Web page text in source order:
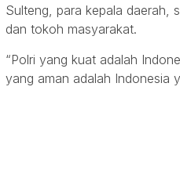
Sulteng, para kepala daerah,
dan tokoh masyarakat.
“Polri yang kuat adalah
yang aman adalah Indonesia